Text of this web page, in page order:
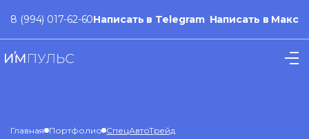
8 (994) 017-62-60Написать в Telegram Написать в Макс
Главная Портфолио СпецАвтоТрейд